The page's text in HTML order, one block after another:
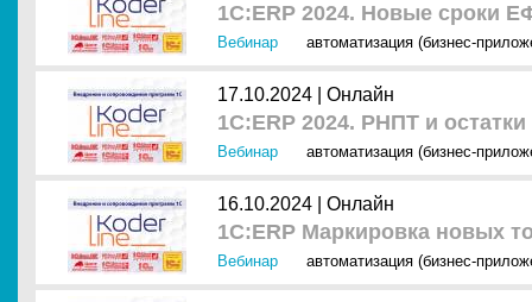
1С:ERP 2024. Новые сроки
Вебинар автоматизация (бизнес-
17.10.2024 | Онлайн
1С:ERP 2024. РНПТ и
Вебинар автоматизация (бизнес-
16.10.2024 | Онлайн
1С:ERP Маркировка новых
Вебинар автоматизация (бизнес-